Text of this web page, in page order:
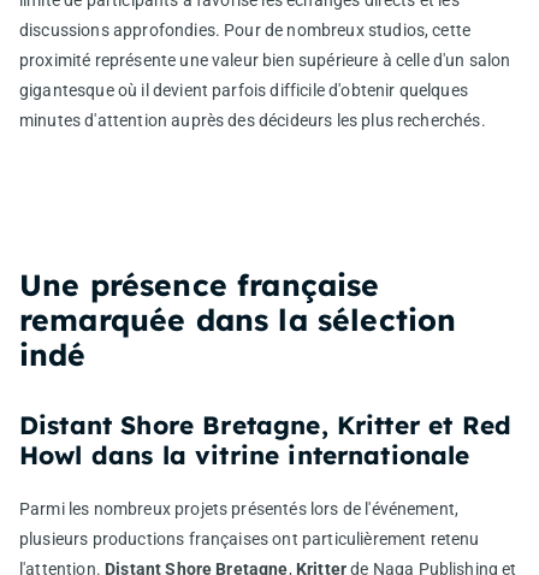
discussions approfondies. Pour de nombreux studios, cette
proximité représente une valeur bien supérieure à celle d'un salon
gigantesque où il devient parfois difficile d'obtenir quelques
minutes d'attention auprès des décideurs les plus recherchés.
Une présence française
remarquée dans la sélection
indé
Distant Shore Bretagne, Kritter et Red
Howl dans la vitrine internationale
Parmi les nombreux projets présentés lors de l'événement,
plusieurs productions françaises ont particulièrement retenu
l'attention. Distant Shore Bretagne, Kritterde Naga Publishing et